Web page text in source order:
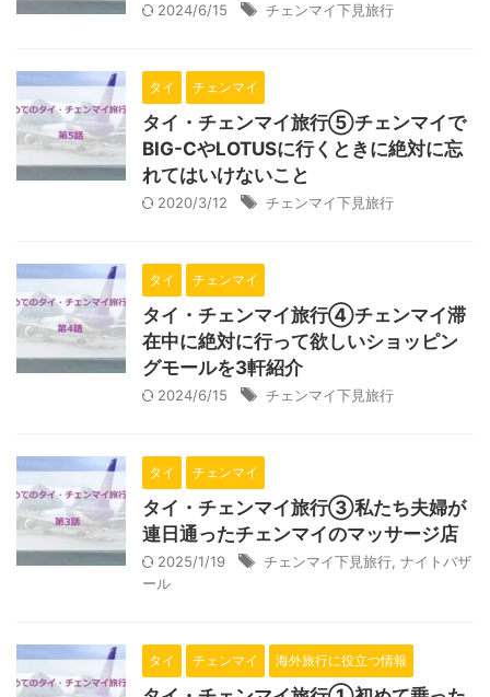
2024/6/15 チェンマイ下見旅行
タイ チェンマイ
タイ・チェンマイ旅行⑤チェンマイで
BIG-CやLOTUSに行くときに絶対に忘
れてはいけないこと
2020/3/12 チェンマイ下見旅行
タイ チェンマイ
タイ・チェンマイ旅行④チェンマイ滞
在中に絶対に行って欲しいショッピン
グモールを3軒紹介
2024/6/15 チェンマイ下見旅行
タイ チェンマイ
タイ・チェンマイ旅行③私たち夫婦が
連日通ったチェンマイのマッサージ店
2025/1/19 チェンマイ下見旅行, ナイトバザ
ール
タイ チェンマイ 海外旅行に役立つ情報